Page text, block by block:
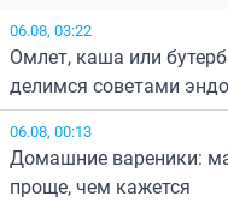
06.08, 03:22
Омлет, каша или
делимся советами
06.08, 00:13
Домашние вареники:
проще, чем кажется